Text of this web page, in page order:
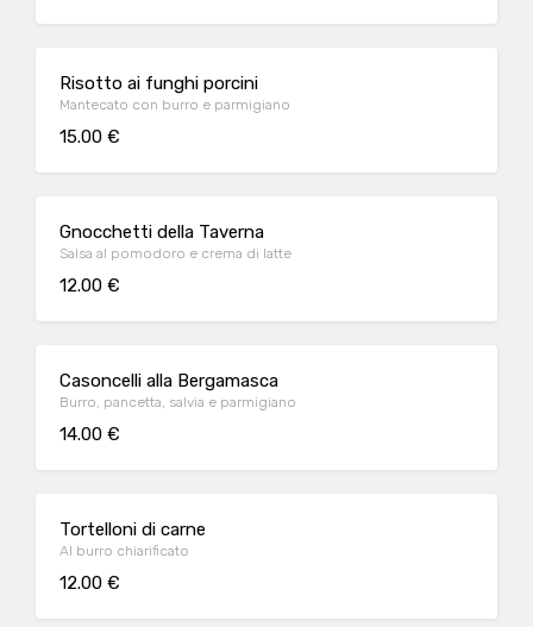
Risotto ai funghi porcini
Mantecato con burro e parmigiano
15.00 €
Gnocchetti della Taverna
Salsa al pomodoro e crema di latte
12.00 €
Casoncelli alla Bergamasca
Burro, pancetta, salvia e parmigiano
14.00 €
Tortelloni di carne
Al burro chiarificato
12.00 €